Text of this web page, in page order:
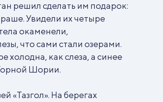
решил сделать им подарок:
Увидели их четыре
окаменели,
что сами стали озерами.
холодна, как слеза, а синее
Шории.
«Тазгол». На берегах